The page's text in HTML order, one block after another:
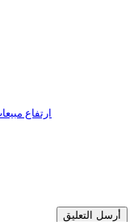
أرسل التعليق